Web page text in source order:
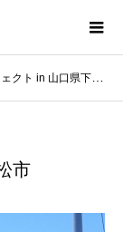
ト in 山口県下松市
市